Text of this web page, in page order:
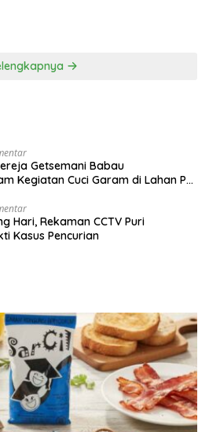
Getsemani Babau
Kegiatan Cuci Garam di Lahan PT.
Hari, Rekaman CCTV Puri
Kasus Pencurian